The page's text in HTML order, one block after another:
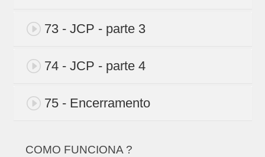
73 - JCP - parte 3
74 - JCP - parte 4
75 - Encerramento
COMO FUNCIONA ?